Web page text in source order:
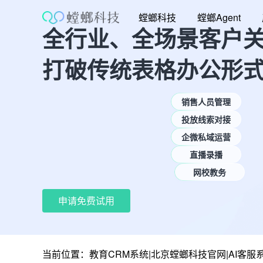
螳螂科技 螳螂Agent
全行业、全场景客户
打破传统表格办公形
销售人员管理
投放线索对接
企微私域运营
直播录播
网校教务
申请免费试用
当前位置： 教育CRM系统|北京螳螂科技官网|AI客服